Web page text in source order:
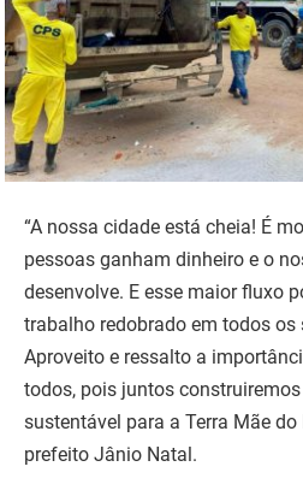
“A nossa cidade está cheia! É
pessoas ganham dinheiro e o
desenvolve. E esse maior fluxo
trabalho redobrado em todos os
Aproveito e ressalto a
todos, pois juntos
sustentável para a Terra Mãe
prefeito Jânio Natal.